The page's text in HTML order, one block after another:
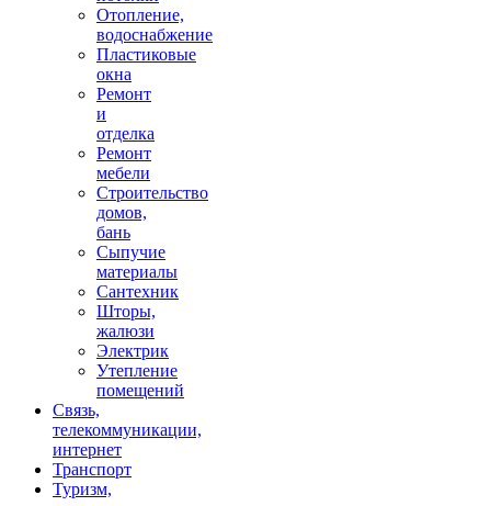
Отопление,
водоснабжение
Пластиковые
окна
Ремонт
и
отделка
Ремонт
мебели
Строительство
домов,
бань
Сыпучие
материалы
Сантехник
Шторы,
жалюзи
Электрик
Утепление
помещений
Связь,
телекоммуникации,
интернет
Транспорт
Туризм,